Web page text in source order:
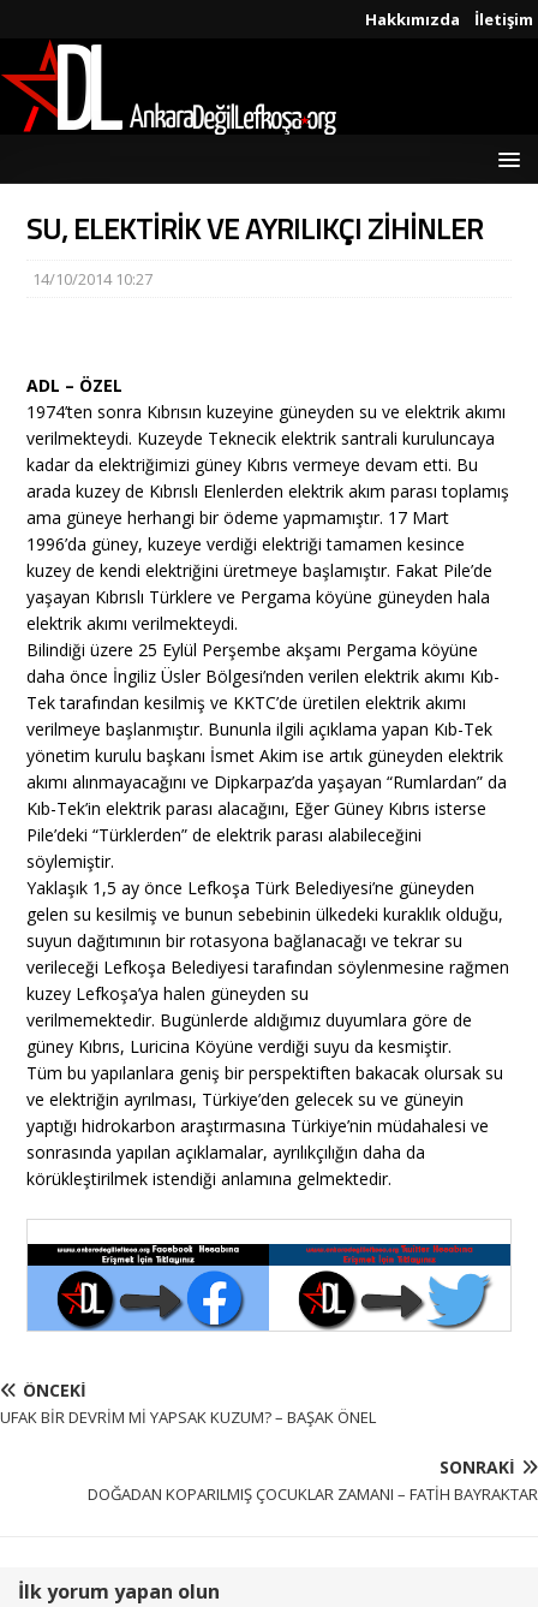
Hakkımızda İletişim
SU, ELEKTİRİK VE AYRILIKÇI ZİHİNLER
14/10/2014 10:27
ADL – ÖZEL
1974’ten sonra Kıbrısın kuzeyine güneyden su ve elektrik akımı
verilmekteydi. Kuzeyde Teknecik elektrik santrali kuruluncaya
kadar da elektriğimizi güney Kıbrıs vermeye devam etti. Bu
arada kuzey de Kıbrıslı Elenlerden elektrik akım parası toplamış
ama güneye herhangi bir ödeme yapmamıştır. 17 Mart
1996’da güney, kuzeye verdiği elektriği tamamen kesince
kuzey de kendi elektriğini üretmeye başlamıştır. Fakat Pile’de
yaşayan Kıbrıslı Türklere ve Pergama köyüne güneyden hala
elektrik akımı verilmekteydi.
Bilindiği üzere 25 Eylül Perşembe akşamı Pergama köyüne
daha önce İngiliz Üsler Bölgesi’nden verilen elektrik akımı Kıb-
Tek tarafından kesilmiş ve KKTC’de üretilen elektrik akımı
verilmeye başlanmıştır. Bununla ilgili açıklama yapan Kıb-Tek
yönetim kurulu başkanı İsmet Akim ise artık güneyden elektrik
akımı alınmayacağını ve Dipkarpaz’da yaşayan “Rumlardan” da
Kıb-Tek’in elektrik parası alacağını, Eğer Güney Kıbrıs isterse
Pile’deki “Türklerden” de elektrik parası alabileceğini
söylemiştir.
Yaklaşık 1,5 ay önce Lefkoşa Türk Belediyesi’ne güneyden
gelen su kesilmiş ve bunun sebebinin ülkedeki kuraklık olduğu,
suyun dağıtımının bir rotasyona bağlanacağı ve tekrar su
verileceği Lefkoşa Belediyesi tarafından söylenmesine rağmen
kuzey Lefkoşa’ya halen güneyden su
verilmemektedir. Bugünlerde aldığımız duyumlara göre de
güney Kıbrıs, Luricina Köyüne verdiği suyu da kesmiştir.
Tüm bu yapılanlara geniş bir perspektiften bakacak olursak su
ve elektriğin ayrılması, Türkiye’den gelecek su ve güneyin
yaptığı hidrokarbon araştırmasına Türkiye’nin müdahalesi ve
sonrasında yapılan açıklamalar, ayrılıkçılığın daha da
körükleştirilmek istendiği anlamına gelmektedir.
ÖNCEKI
UFAK BİR DEVRİM Mİ YAPSAK KUZUM? – BAŞAK ÖNEL
SONRAKI
DOĞADAN KOPARILMIŞ ÇOCUKLAR ZAMANI – FATİH BAYRAKTAR
İlk yorum yapan olun